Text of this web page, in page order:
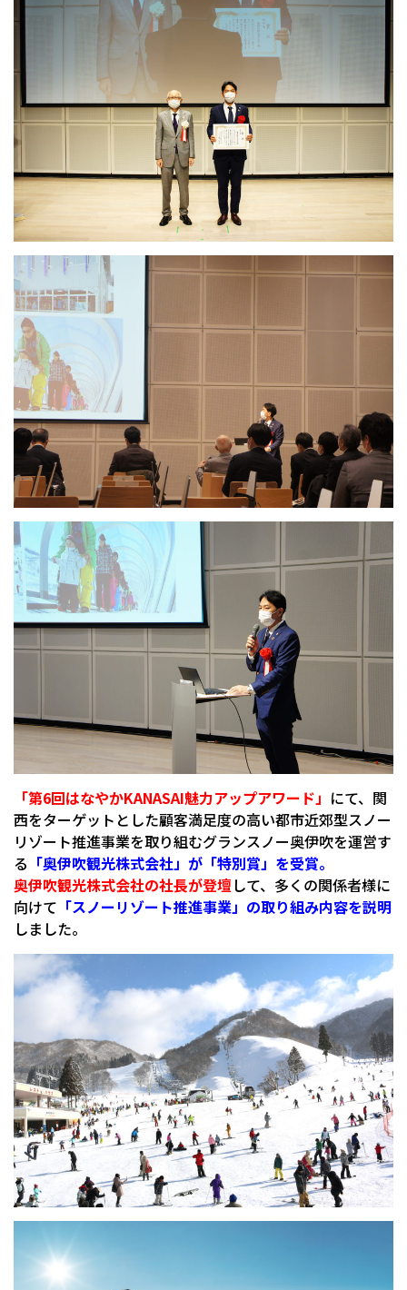
「第6回はなやかKANASAI魅力アップアワード」 にて、関
西をターゲットとした顧客満足度の高い都市近郊型スノー
リゾート推進事業を取り組むグランスノー奥伊吹を運営す
る 「奥伊吹観光株式会社」が「特別賞」を受賞。
奥伊吹観光株式会社の社長が登壇 して、多くの関係者様に
向けて 「スノーリゾート推進事業」の取り組み内容を説明
しました。